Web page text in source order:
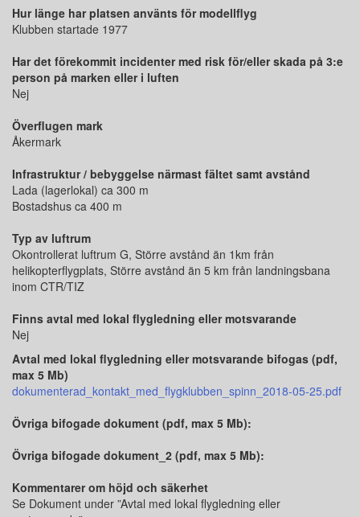
Hur länge har platsen använts för modellflyg
Klubben startade 1977
Har det förekommit incidenter med risk för/eller skada på 3:e
person på marken eller i luften
Nej
Överflugen mark
Åkermark
Infrastruktur / bebyggelse närmast fältet samt avstånd
Lada (lagerlokal) ca 300 m
Bostadshus ca 400 m
Typ av luftrum
Okontrollerat luftrum G, Större avstånd än 1km från
helikopterflygplats, Större avstånd än 5 km från landningsbana
inom CTR/TIZ
Finns avtal med lokal flygledning eller motsvarande
Nej
Avtal med lokal flygledning eller motsvarande bifogas (pdf,
max 5 Mb)
dokumenterad_kontakt_med_flygklubben_spinn_2018-05-25.pdf
Övriga bifogade dokument (pdf, max 5 Mb):
Övriga bifogade dokument_2 (pdf, max 5 Mb):
Kommentarer om höjd och säkerhet
Se Dokument under ”Avtal med lokal flygledning eller